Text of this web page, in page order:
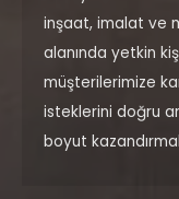
inşaat, imalat ve
alanında yetkin
müşterilerimize
isteklerini doğru
boyut